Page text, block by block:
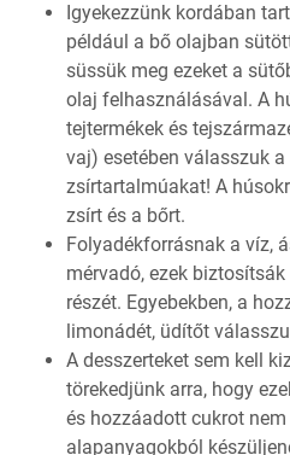
Igyekezzünk kordában
például a bő olajban
süssük meg ezeket a
olaj felhasználásával. A
tejtermékek és
vaj) esetében válasszuk
zsírtartalmúakat! A
zsírt és a bőrt.
Folyadékforrásnak a víz,
mérvadó, ezek
részét. Egyebekben, a
limonádét, üdítőt
A desszerteket sem kell
törekedjünk arra, hogy
és hozzáadott cukrot
alapanyagokból